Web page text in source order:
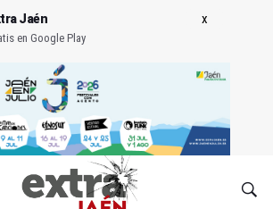
Jaén
en Google Play